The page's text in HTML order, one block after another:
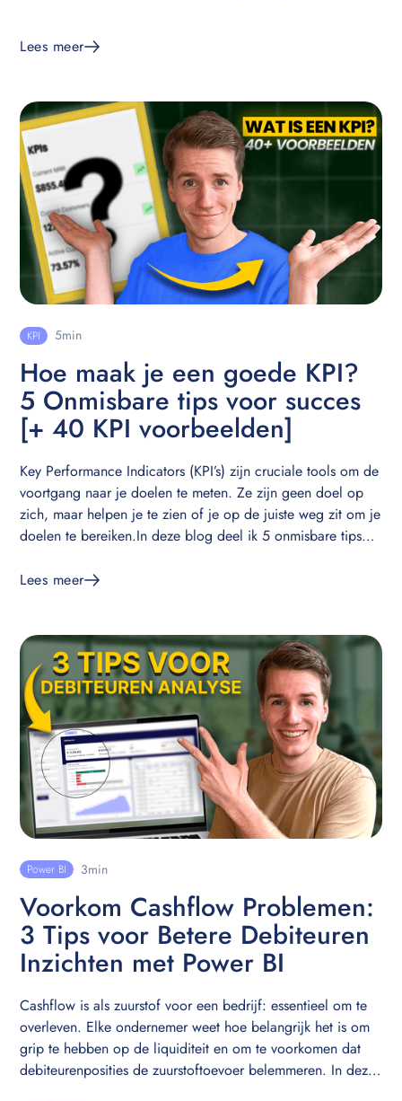
Lees meer
KPI 5min
Hoe maak je een goede KPI?
5 Onmisbare tips voor succes
[+ 40 KPI voorbeelden]
Key Performance Indicators (KPI’s) zijn cruciale tools om de
voortgang naar je doelen te meten. Ze zijn geen doel op
zich, maar helpen je te zien of je op de juiste weg zit om je
doelen te bereiken.In deze blog deel ik 5 onmisbare tips
Lees meer
Power BI 3min
Voorkom Cashflow Problemen:
3 Tips voor Betere Debiteuren
Inzichten met Power BI
Cashflow is als zuurstof voor een bedrijf: essentieel om te
overleven. Elke ondernemer weet hoe belangrijk het is om
grip te hebben op de liquiditeit en om te voorkomen dat
debiteurenposities de zuurstoftoevoer belemmeren. In deze